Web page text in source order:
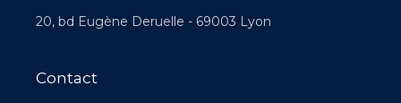
20, bd Eugène Deruelle - 69003 Lyon
Contact